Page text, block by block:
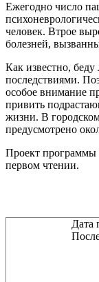
Ежегодно число
человек. Втрое
болезней,
Как известно, беду
последствиями.
особое внимание
привить
жизни. В
предусмотрено
Проект программы
первом чтении.
Дата